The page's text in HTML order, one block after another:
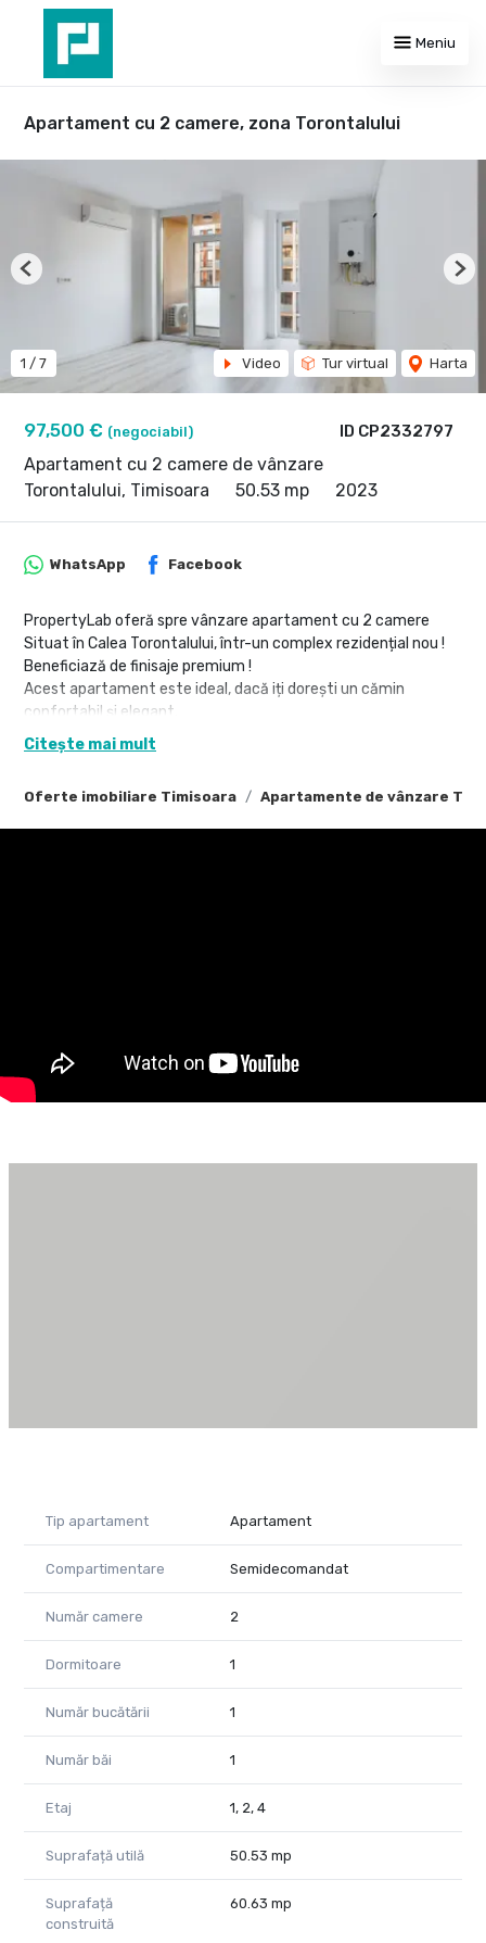
Meniu
Apartament cu 2 camere, zona Torontalului
ID CP2332797
97,500 € (negociabil)
Apartament cu 2 camere de vânzare
Torontalului, Timisoara
50.53 mp 2023
1 / 7 Video Tur virtual Harta
Previous
Oferte imobiliare Timisoara Apartamente de vânzare
WhatsApp Facebook
PropertyLab oferă spre vânzare apartament cu 2 camere
Situat în Calea Torontalului, într-un complex rezidențial nou !
Beneficiază de finisaje premium !
Acest apartament este ideal, dacă iți dorești un cămin
confortabil și elegant.
• Suprafață utilă: 50.53 mp + logie2.14+ terasa 22.53 mp
• Parcarea contracost :
locuit practic și confortabil
• Acces facil la transportul public, centre comerciale, și parcuri
Predarea se face in toamna .
Daniela Ianc - Consultant Imobiliar PropertyLab Timișoara
Citește mai mult
Tip apartament Apartament
Compartimentare Semidecomandat
Număr camere 2
Dormitoare 1
Număr bucătării 1
Număr băi 1
Etaj 1, 2, 4
Suprafață utilă 50.53 mp
Suprafață
construită
60.63 mp